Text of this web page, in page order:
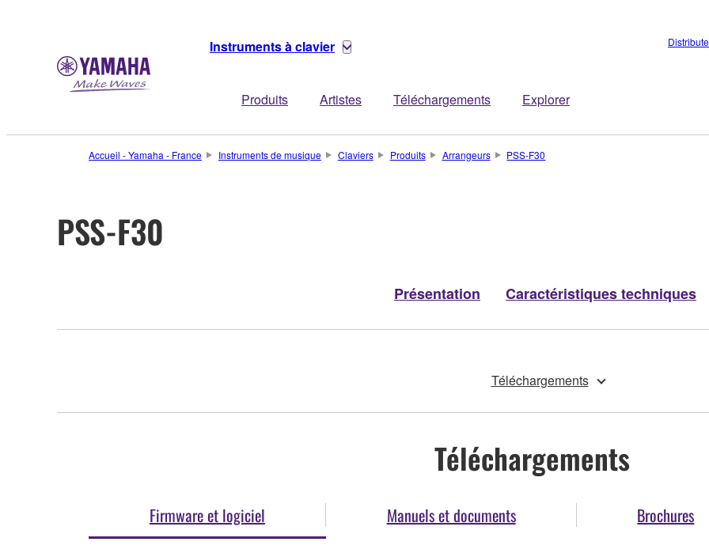
Instruments à clavier
Produits Artistes Téléchargements Explorer
Accueil - Yamaha - France Instruments de musique Claviers Produits Arrangeurs PSS-F30
PSS-F30
Présentation Caractéristiques techniques
Téléchargements
Téléchargements
Firmware et logiciel Manuels et documents Brochures